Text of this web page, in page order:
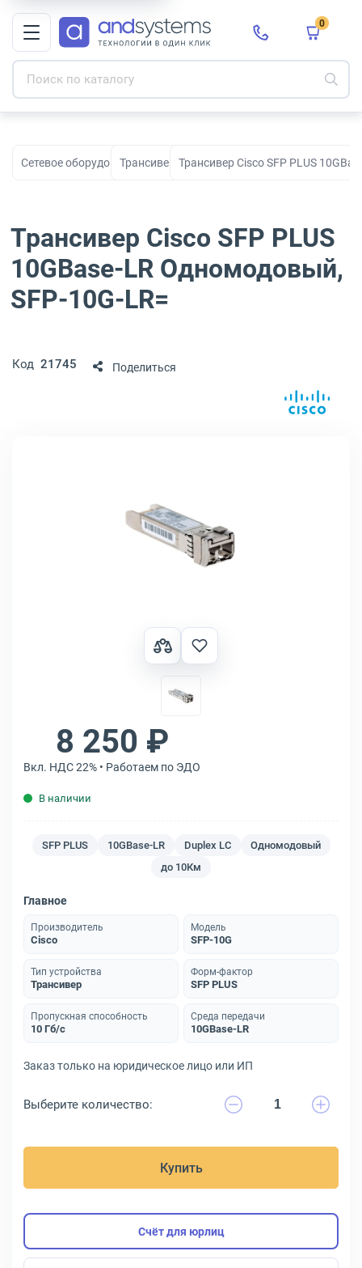
0
Сетевое оборудованиеТрансиверыТрансивер Cisco SFP PLUS
Трансивер Cisco SFP PLUS
10GBase-LR Одномодовый,
SFP-10G-LR=
Код 21745 Поделиться
8 250 ₽
Вкл. НДС 22% • Работаем по ЭДО
В наличии
SFP PLUS 10GBase-LR Duplex LC
Одномодовый
до 10Км
Главное
Производитель
Cisco
Модель
SFP-10G
Тип устройства
Трансивер
Форм-фактор
SFP PLUS
Пропускная способность
10 Гб/с
Среда передачи
10GBase-LR
Заказ только на юридическое лицо или ИП
Выберите количество:
Купить
Счёт для юрлиц